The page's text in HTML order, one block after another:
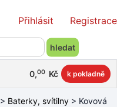
Přihlásit Registrace
0,00 Kč k pokladně
> Baterky, svítilny > Kovová